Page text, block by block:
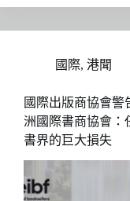
國際, 港聞
國際出版商協會
洲國際書商協會：
書界的巨大損失